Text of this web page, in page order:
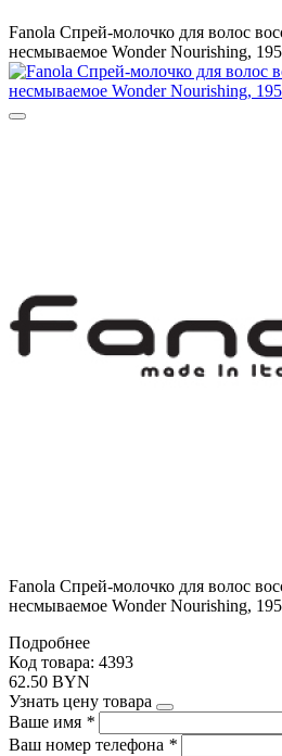
Fanola Спрей-молочко для волос
несмываемое Wonder Nourishing,
Fanola Спрей-молочко для волос
несмываемое Wonder Nourishing,
Подробнее
Код товара: 4393
62.50 BYN
Узнать цену товара
Ваше имя *
Ваш номер телефона *